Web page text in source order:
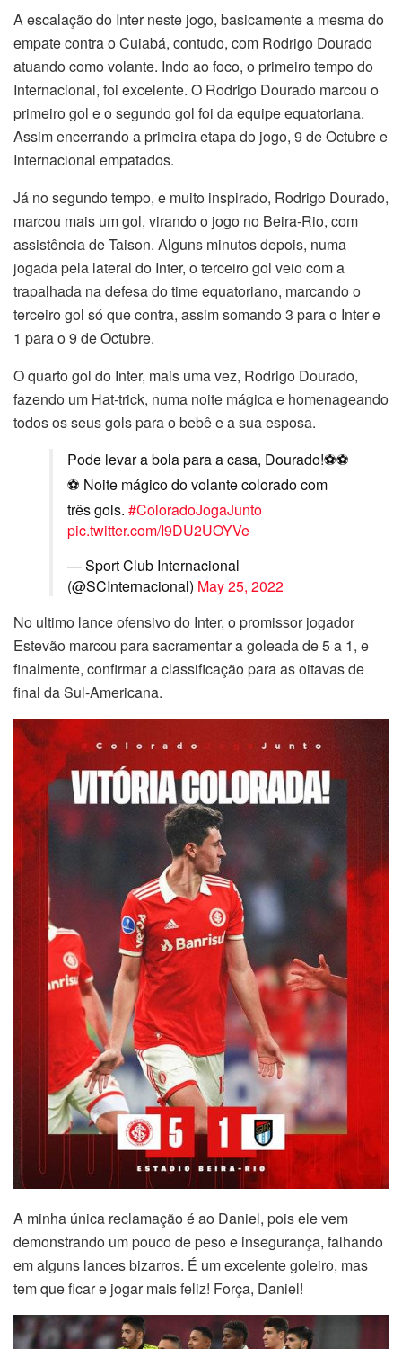
A escalação do Inter neste jogo, basicamente a mesma do
empate contra o Cuiabá, contudo, com Rodrigo Dourado
atuando como volante. Indo ao foco, o primeiro tempo do
Internacional, foi excelente. O Rodrigo Dourado marcou o
primeiro gol e o segundo gol foi da equipe equatoriana.
Assim encerrando a primeira etapa do jogo, 9 de Octubre e
Internacional empatados.
Já no segundo tempo, e muito inspirado, Rodrigo Dourado,
marcou mais um gol, virando o jogo no Beira-Rio, com
assistência de Taison. Alguns minutos depois, numa
jogada pela lateral do Inter, o terceiro gol veio com a
trapalhada na defesa do time equatoriano, marcando o
terceiro gol só que contra, assim somando 3 para o Inter e
1 para o 9 de Octubre.
O quarto gol do Inter, mais uma vez, Rodrigo Dourado,
fazendo um Hat-trick, numa noite mágica e homenageando
todos os seus gols para o bebê e a sua esposa.
Pode levar a bola para a casa, Dourado!⚽️⚽️
⚽️ Noite mágico do volante colorado com
três gols. #ColoradoJogaJunto
pic.twitter.com/I9DU2UOYVe
— Sport Club Internacional
(@SCInternacional) May 25, 2022
No ultimo lance ofensivo do Inter, o promissor jogador
Estevão marcou para sacramentar a goleada de 5 a 1, e
finalmente, confirmar a classificação para as oitavas de
final da Sul-Americana.
A minha única reclamação é ao Daniel, pois ele vem
demonstrando um pouco de peso e insegurança, falhando
em alguns lances bizarros. É um excelente goleiro, mas
tem que ficar e jogar mais feliz! Força, Daniel!